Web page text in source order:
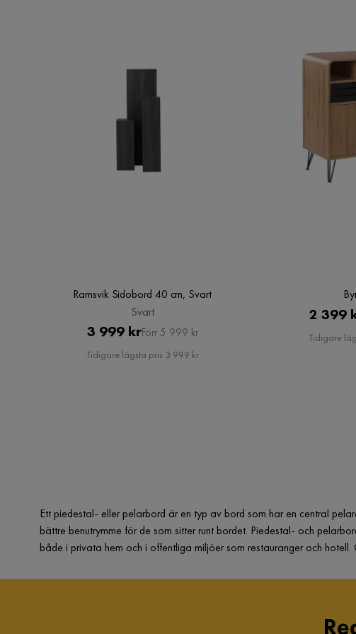
Ramsvik Sidobord 40 cm, Svart
Svart
Pris
3 999 krOriginal
Pris
Förr 5 999 kr
Tidigare lägsta pris 3 999 kr
2 399
Tidigare
Ett piedestal- eller pelarbord är en typ av bord som har en central
bättre benutrymme för de som sitter runt bordet. Piedestal- och
både i privata hem och i offentliga miljöer som restauranger och